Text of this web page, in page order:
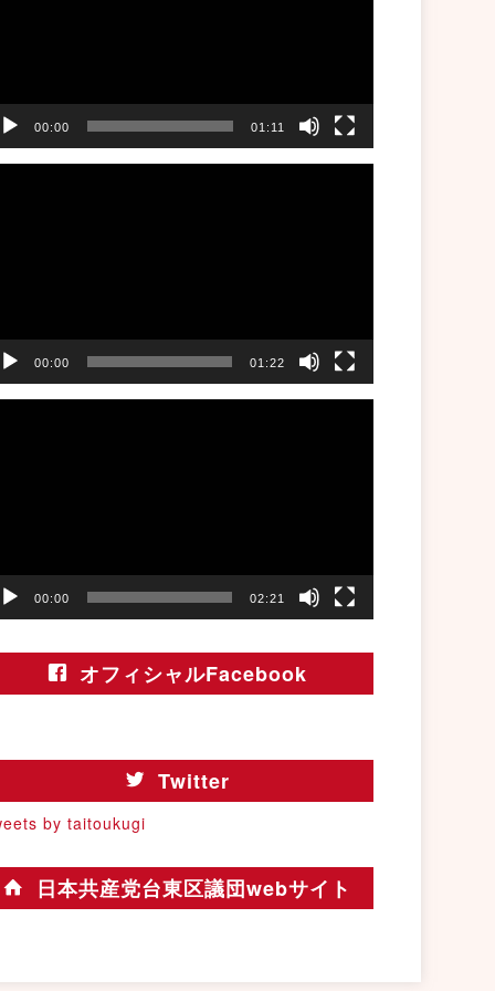
00:00 01:11
00:00 01:22
00:00 02:21
オフィシャルFacebook
Twitter
by taitoukugi
日本共産党台東区議団webサイト